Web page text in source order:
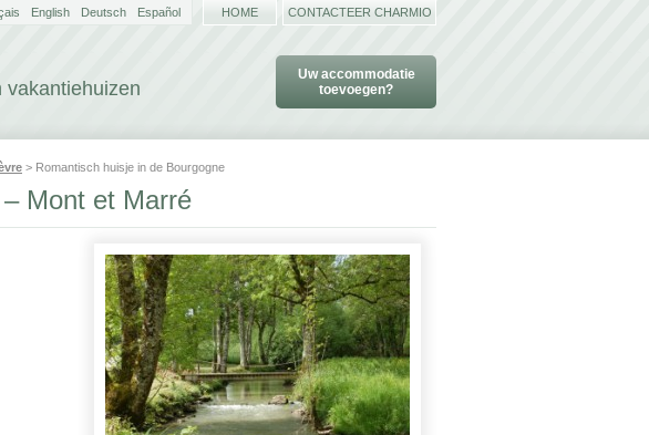
vakantiehuizen
Uw accommodatie
toevoegen?
English Deutsch Español HOME CONTACTEER CHARMIO
> Romantisch huisje in de Bourgogne
Mont et Marré